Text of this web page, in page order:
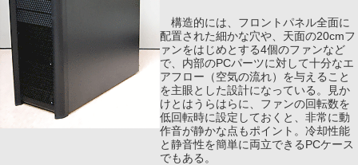
構造的には、フロントパネル全面に
配置された細かな穴や、天面の20cmフ
ァンをはじめとする4個のファンなど
で、内部のPCパーツに対して十分なエ
アフロー（空気の流れ）を与えること
を主眼とした設計になっている。見か
けとはうらはらに、ファンの回転数を
低回転時に設定しておくと、非常に動
作音が静かな点もポイント。冷却性能
と静音性を簡単に両立できるPCケース
でもある。